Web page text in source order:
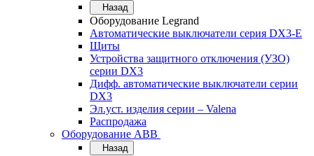
Назад
Оборудование Legrand
Автоматические выключатели серия DX3-E
Щиты
Устройства защитного отключения (УЗО)
серии DX3
Дифф. автоматические выключатели серии
DX3
Эл.уст. изделия серии – Valena
Распродажа
Оборудование АВВ
Назад